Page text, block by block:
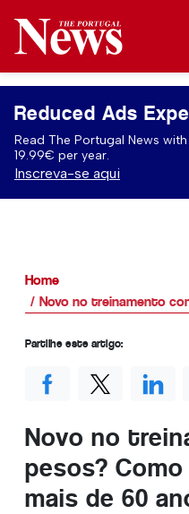
Reduced Ads
Read The Portugal News
19.99€ per year.
Inscreva-se aqui
Home
Novo no treinamento
Novo no
pesos?
mais de 60
Partilhe este artigo: